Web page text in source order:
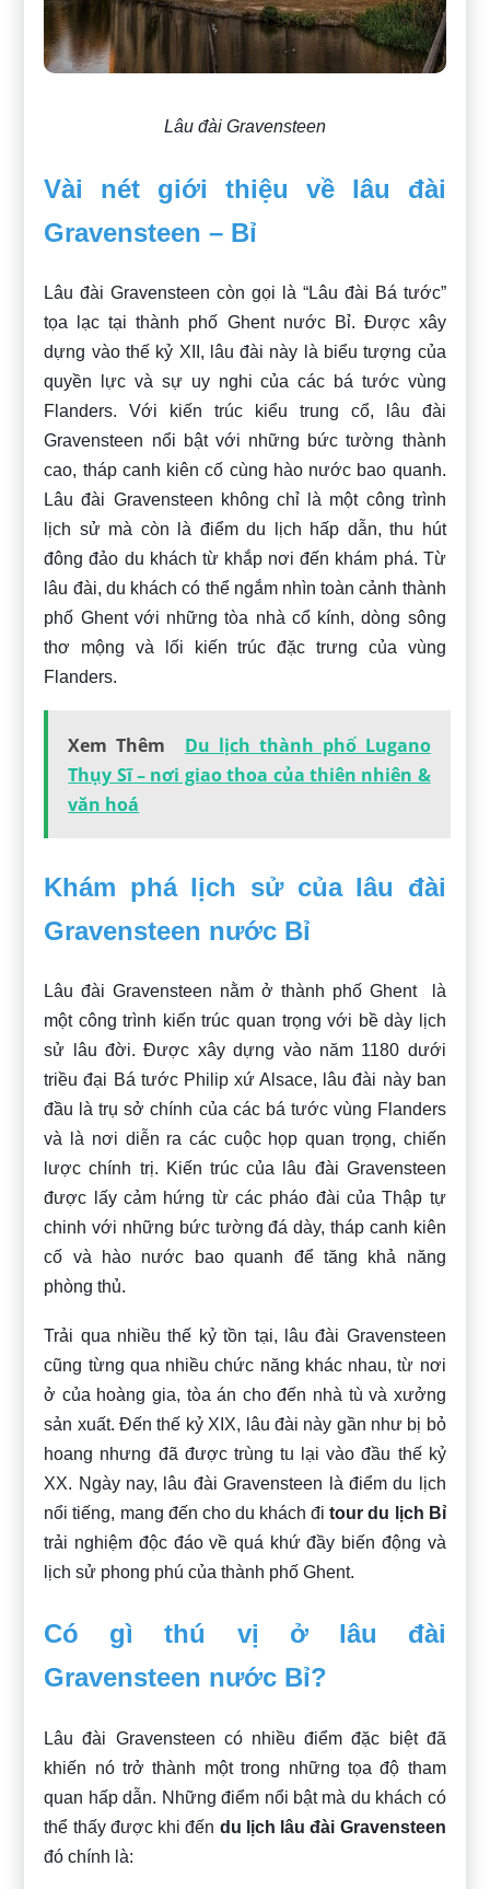
Lâu đài Gravensteen
Vài nét giới thiệu về lâu đài
Gravensteen – Bỉ
Lâu đài Gravensteen còn gọi là “Lâu đài Bá tước”
tọa lạc tại thành phố Ghent nước Bỉ. Được xây
dựng vào thế kỷ XII, lâu đài này là biểu tượng của
quyền lực và sự uy nghi của các bá tước vùng
Flanders. Với kiến trúc kiểu trung cổ, lâu đài
Gravensteen nổi bật với những bức tường thành
cao, tháp canh kiên cố cùng hào nước bao quanh.
Lâu đài Gravensteen không chỉ là một công trình
lịch sử mà còn là điểm du lịch hấp dẫn, thu hút
đông đảo du khách từ khắp nơi đến khám phá. Từ
lâu đài, du khách có thể ngắm nhìn toàn cảnh thành
phố Ghent với những tòa nhà cổ kính, dòng sông
thơ mộng và lối kiến trúc đặc trưng của vùng
Flanders.
Xem Thêm
Du lịch thành phố Lugano
Thụy Sĩ – nơi giao thoa của thiên nhiên &
văn hoá
Khám phá lịch sử của lâu đài
Gravensteen nước Bỉ
Lâu đài Gravensteen nằm ở thành phố Ghent là
một công trình kiến trúc quan trọng với bề dày lịch
sử lâu đời. Được xây dựng vào năm 1180 dưới
triều đại Bá tước Philip xứ Alsace, lâu đài này ban
đầu là trụ sở chính của các bá tước vùng Flanders
và là nơi diễn ra các cuộc họp quan trọng, chiến
lược chính trị. Kiến trúc của lâu đài Gravensteen
được lấy cảm hứng từ các pháo đài của Thập tự
chinh với những bức tường đá dày, tháp canh kiên
cố và hào nước bao quanh để tăng khả năng
phòng thủ.
Trải qua nhiều thế kỷ tồn tại, lâu đài Gravensteen
cũng từng qua nhiều chức năng khác nhau, từ nơi
ở của hoàng gia, tòa án cho đến nhà tù và xưởng
sản xuất. Đến thế kỷ XIX, lâu đài này gần như bị bỏ
hoang nhưng đã được trùng tu lại vào đầu thế kỷ
XX. Ngày nay, lâu đài Gravensteen là điểm du lịch
nổi tiếng, mang đến cho du khách đitour du lịch Bỉ
trải nghiệm độc đáo về quá khứ đầy biến động và
lịch sử phong phú của thành phố Ghent.
Có gì thú vị ở lâu đài
Gravensteen nước Bỉ?
Lâu đài Gravensteen có nhiều điểm đặc biệt đã
khiến nó trở thành một trong những tọa độ tham
quan hấp dẫn. Những điểm nổi bật mà du khách có
thể thấy được khi đến du lịch lâu đài Gravensteen
đó chính là: